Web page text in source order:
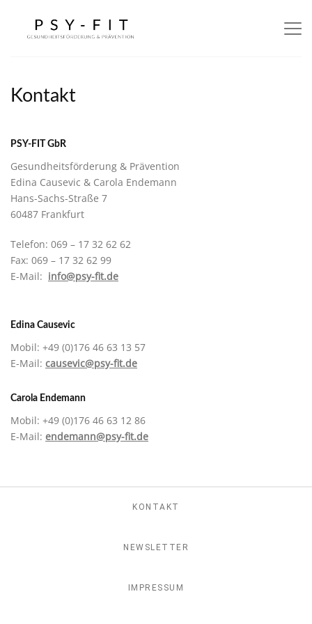
Kontakt
PSY-FIT GbR
Gesundheitsförderung & Prävention
Edina Causevic & Carola Endemann
Hans-Sachs-Straße 7
60487 Frankfurt
Telefon: 069 – 17 32 62 62
Fax: 069 – 17 32 62 99
E-Mail: info@psy-fit.de
Edina Causevic
Mobil: +49 (0)176 46 63 13 57
E-Mail: causevic@psy-fit.de
Carola Endemann
Mobil: +49 (0)176 46 63 12 86
E-Mail: endemann@psy-fit.de
KONTAKT
NEWSLETTER
IMPRESSUM